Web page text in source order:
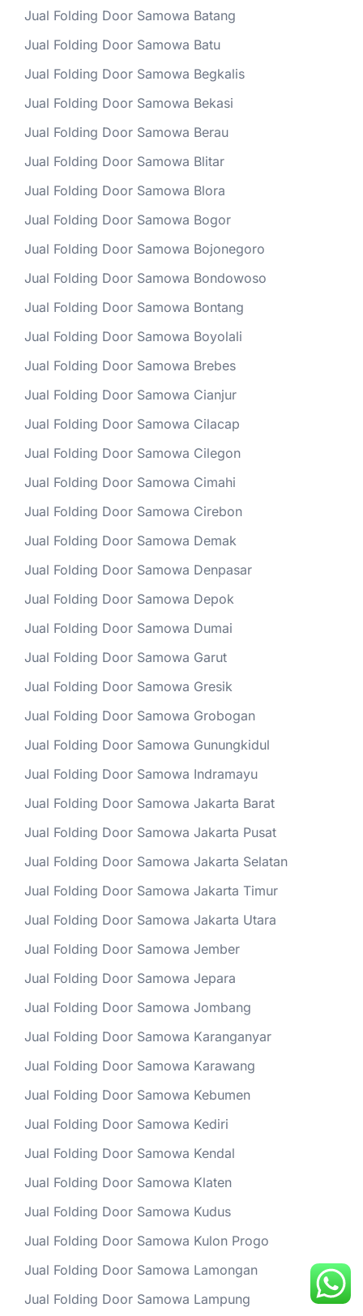
Jual Folding Door Samowa Batang
Jual Folding Door Samowa Batu
Jual Folding Door Samowa Begkalis
Jual Folding Door Samowa Bekasi
Jual Folding Door Samowa Berau
Jual Folding Door Samowa Blitar
Jual Folding Door Samowa Blora
Jual Folding Door Samowa Bogor
Jual Folding Door Samowa Bojonegoro
Jual Folding Door Samowa Bondowoso
Jual Folding Door Samowa Bontang
Jual Folding Door Samowa Boyolali
Jual Folding Door Samowa Brebes
Jual Folding Door Samowa Cianjur
Jual Folding Door Samowa Cilacap
Jual Folding Door Samowa Cilegon
Jual Folding Door Samowa Cimahi
Jual Folding Door Samowa Cirebon
Jual Folding Door Samowa Demak
Jual Folding Door Samowa Denpasar
Jual Folding Door Samowa Depok
Jual Folding Door Samowa Dumai
Jual Folding Door Samowa Garut
Jual Folding Door Samowa Gresik
Jual Folding Door Samowa Grobogan
Jual Folding Door Samowa Gunungkidul
Jual Folding Door Samowa Indramayu
Jual Folding Door Samowa Jakarta Barat
Jual Folding Door Samowa Jakarta Pusat
Jual Folding Door Samowa Jakarta Selatan
Jual Folding Door Samowa Jakarta Timur
Jual Folding Door Samowa Jakarta Utara
Jual Folding Door Samowa Jember
Jual Folding Door Samowa Jepara
Jual Folding Door Samowa Jombang
Jual Folding Door Samowa Karanganyar
Jual Folding Door Samowa Karawang
Jual Folding Door Samowa Kebumen
Jual Folding Door Samowa Kediri
Jual Folding Door Samowa Kendal
Jual Folding Door Samowa Klaten
Jual Folding Door Samowa Kudus
Jual Folding Door Samowa Kulon Progo
Jual Folding Door Samowa Lamongan
Jual Folding Door Samowa Lampung